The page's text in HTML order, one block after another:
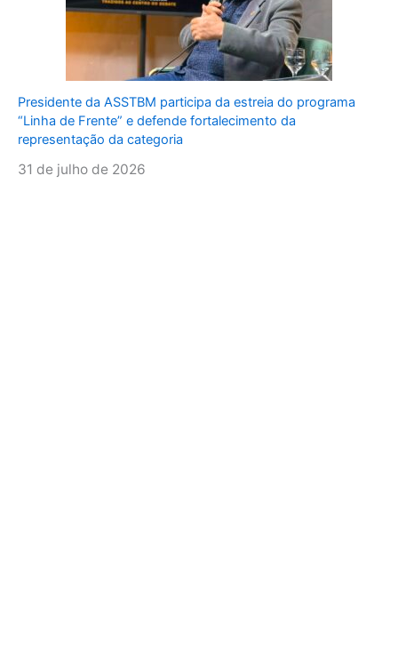
Presidente da ASSTBM participa da estreia do programa
“Linha de Frente” e defende fortalecimento da
representação da categoria
31 de julho de 2026